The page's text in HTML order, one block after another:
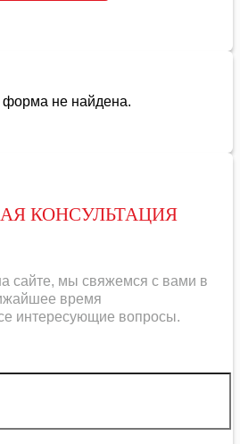
форма не найдена.
КОНСУЛЬТАЦИЯ
сайте, мы свяжемся с вами в
время
интересующие вопросы.